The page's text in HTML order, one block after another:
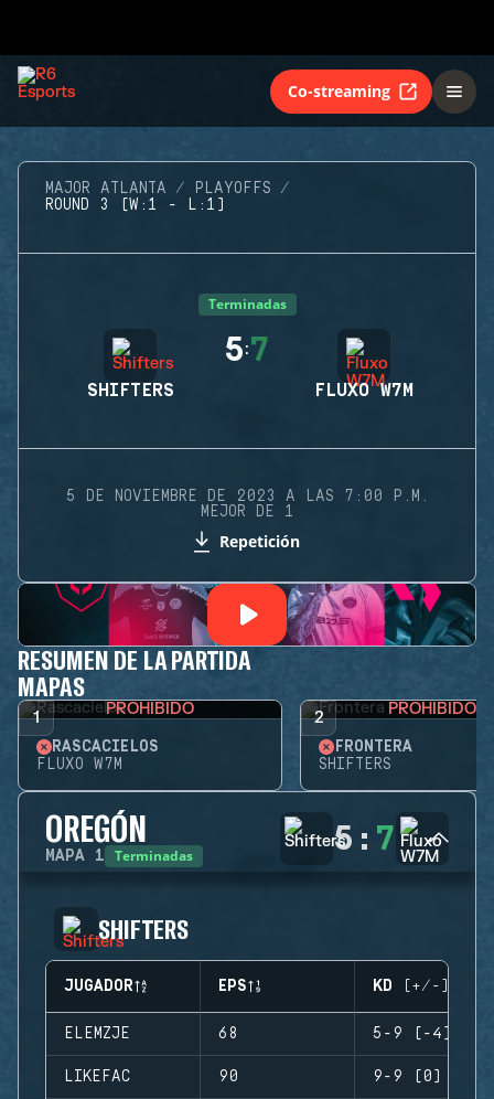
Co-streaming
MAJOR ATLANTA
PLAYOFFS
ROUND 3 (W:1 - L:1)
Terminadas
SHIFTERS
5:7
FLUXO W7M
5 DE NOVIEMBRE DE 2023 A LAS 7:00 P.M.
MEJOR DE 1
Repetición
RESUMEN DE LA PARTIDA
MAPAS
1 PROHIBIDO
RASCACIELOS
FLUXO W7M
2 PROHIBIDO
FRONTERA
SHIFTERS
OREGÓN
MAPA 1 Terminadas 5 : 7
SHIFTERS
JUGADOR EPS KD (+/-)
ELEMZJE 68 5-9 (-4)
LIKEFAC 90 9-9 (0)